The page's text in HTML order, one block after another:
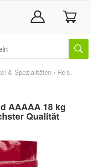
& Spezialitäten › Reis,
AAAAA 18 kg
Qualität